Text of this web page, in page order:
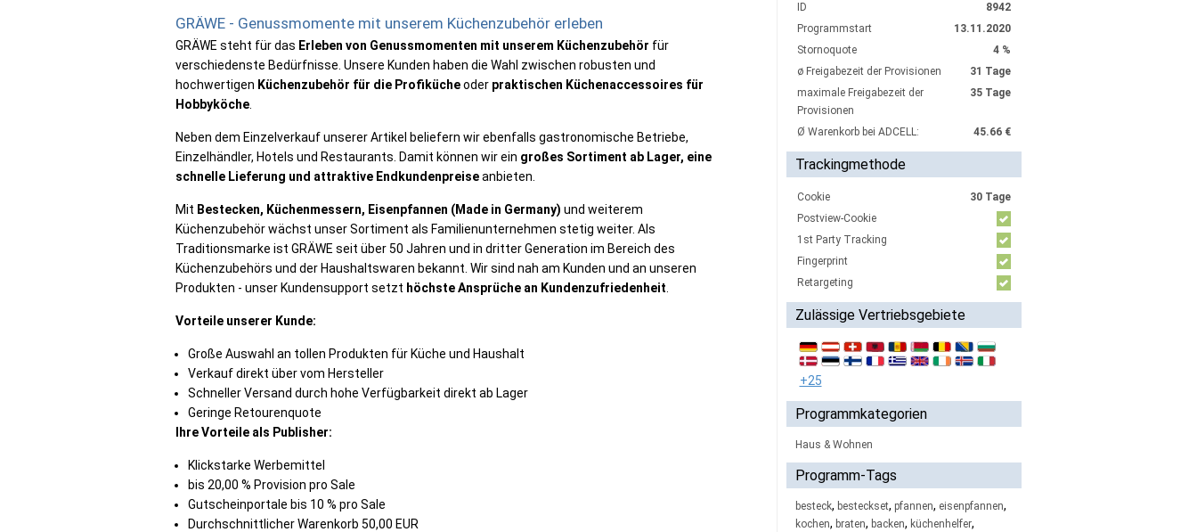
GRÄWE - Genussmomente mit unserem Küchenzubehör erleben
GRÄWE steht für das Erleben von Genussmomenten mit unserem Küchenzubehör für
verschiedenste Bedürfnisse. Unsere Kunden haben die Wahl zwischen robusten und
hochwertigen Küchenzubehör für die Profikücheoder praktischen Küchenaccessoires für
Hobbyköche
Neben dem Einzelverkauf unserer Artikel beliefern wir ebenfalls gastronomische Betriebe,
Einzelhändler, Hotels und Restaurants. Damit können wir ein großes Sortiment ab Lager, eine
schnelle Lieferung und attraktive Endkundenpreiseanbieten.
Mit Bestecken, Küchenmessern, Eisenpfannen (Made in Germany) und weiterem
Küchenzubehör wächst unser Sortiment als Familienunternehmen stetig weiter. Als
Traditionsmarke ist GRÄWE seit über 50 Jahren und in dritter Generation im Bereich des
Küchenzubehörs und der Haushaltswaren bekannt. Wir sind nah am Kunden und an unseren
Produkten - unser Kundensupport setzt höchste Ansprüche an Kundenzufriedenheit
Vorteile unserer Kunde:
Große Auswahl an tollen Produkten für Küche und Haushalt
Verkauf direkt über vom Hersteller
Schneller Versand durch hohe Verfügbarkeit direkt ab Lager
Geringe Retourenquote
Ihre Vorteile als Publisher:
Klickstarke Werbemittel
bis 20,00 % Provision pro Sale
Gutscheinportale bis 10 % pro Sale
Durchschnittlicher Warenkorb 50,00 EUR
ID
8942
Programmstart
13.11.2020
Stornoquote
4 %
ø Freigabezeit der Provisionen
31 Tage
maximale Freigabezeit der
Provisionen
35 Tage
Ø Warenkorb bei ADCELL: 45.66 €
Trackingmethode
Cookie
30 Tage
Postview-Cookie
1st Party Tracking
Fingerprint
Retargeting
Zulässige Vertriebsgebiete
+25
Programmkategorien
Haus & Wohnen
Programm-Tags
besteck, besteckset, pfannen, eisenpfannen,
kochen, braten, backen, küchenhelfer,